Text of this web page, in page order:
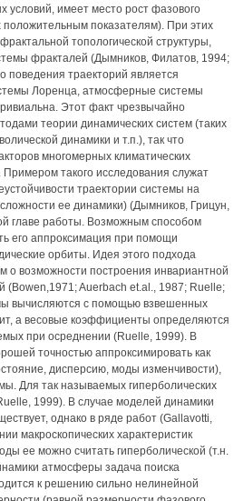
имеет место рост фазового
показателям). При этих
топологической структуры,
фракталей (Дымников, Филатов, 1994;
поведения траекторий является
Лоренца, атмосферные системы
Этот факт чрезвычайно
теории динамических систем (таких
динамики и т.п.), так что
многомерных климатических
такого исследования служат
траектории системы на
ее динамики) (Дымников, Грицун,
главе работы. Возможным способом
его аппроксимация при помощи
орбиты. Идея этого подхода
о возможности построения инвариантной
Auerbach et.al., 1987; Ruelle;
вычисляются с помощью взвешенных
а весовые коэффициенты определяются
при осреднении (Ruelle, 1999). В
точностью аппроксимировать как
дисперсию, моды изменчивости),
Для так называемых гиперболических
1999). В случае моделей динамики
однако в ряде работ (Gallavotti,
макроскопических характеристик
ее можно считать гиперболической (т.н.
атмосферы задача поиска
к решению сильно нелинейной